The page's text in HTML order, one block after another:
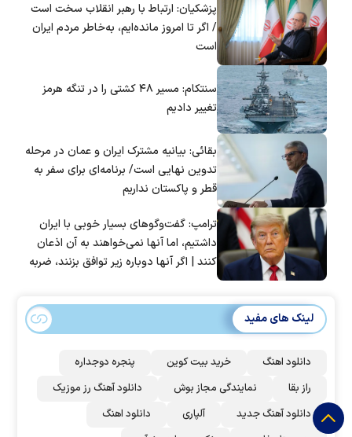
پزشکیان: ارتباط با رهبر انقلاب سخت است
/ اگر تا امروز مانده‌ایم، به‌خاطر مردم ایران
است
سنتکام: مسیر ۴۸ کشتی را در تنگه هرمز
تغییر دادیم
بقائی: بیانیه مشترک ایران و عمان در مرحله
تدوین نهایی است/ برنامه‌ای برای سفر به
قطر و پاکستان نداریم
ترامپ: گفت‌و‌گو‌های بسیار خوبی با ایران
داشتیم، اما آنها نمی‌خواهند به آن اذعان
کنند | اگر آنها دوباره زیر توافق بزنند، ضربه
لینک های مفید
دانلود اهنگ خرید بیت کوین
پنجره دوجداره
راز بقا
نمایندگی مجاز بوش
دانلود آهنگ رز‌ موزیک
دانلود آهنگ جدید
آلپاری
دانلود اهنگ